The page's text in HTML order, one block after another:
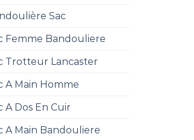
Sac
Femme Bandouliere
Trotteur Lancaster
A Main Homme
A Dos En Cuir
A Main Bandouliere